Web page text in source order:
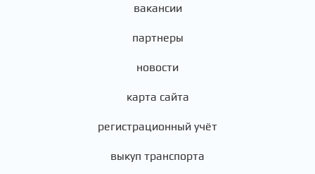
вакансии
партнеры
новости
карта сайта
регистрационный учёт
выкуп транспорта